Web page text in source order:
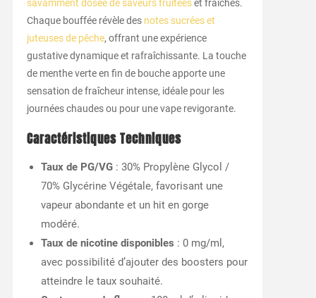
savamment dosée de saveurs fruitéeset fraîches.
Chaque bouffée révèle des notes sucrées et
juteuses de pêche, offrant une expérience
gustative dynamique et rafraîchissante. La touche
de menthe verte en fin de bouche apporte une
sensation de fraîcheur intense, idéale pour les
journées chaudes ou pour une vape revigorante.
Caractéristiques Techniques
Taux de PG/VG: 30% Propylène Glycol /
70% Glycérine Végétale, favorisant une
vapeur abondante et un hit en gorge
modéré.
Taux de nicotine disponibles : 0 mg/ml,
avec possibilité d’ajouter des boosters pour
atteindre le taux souhaité.